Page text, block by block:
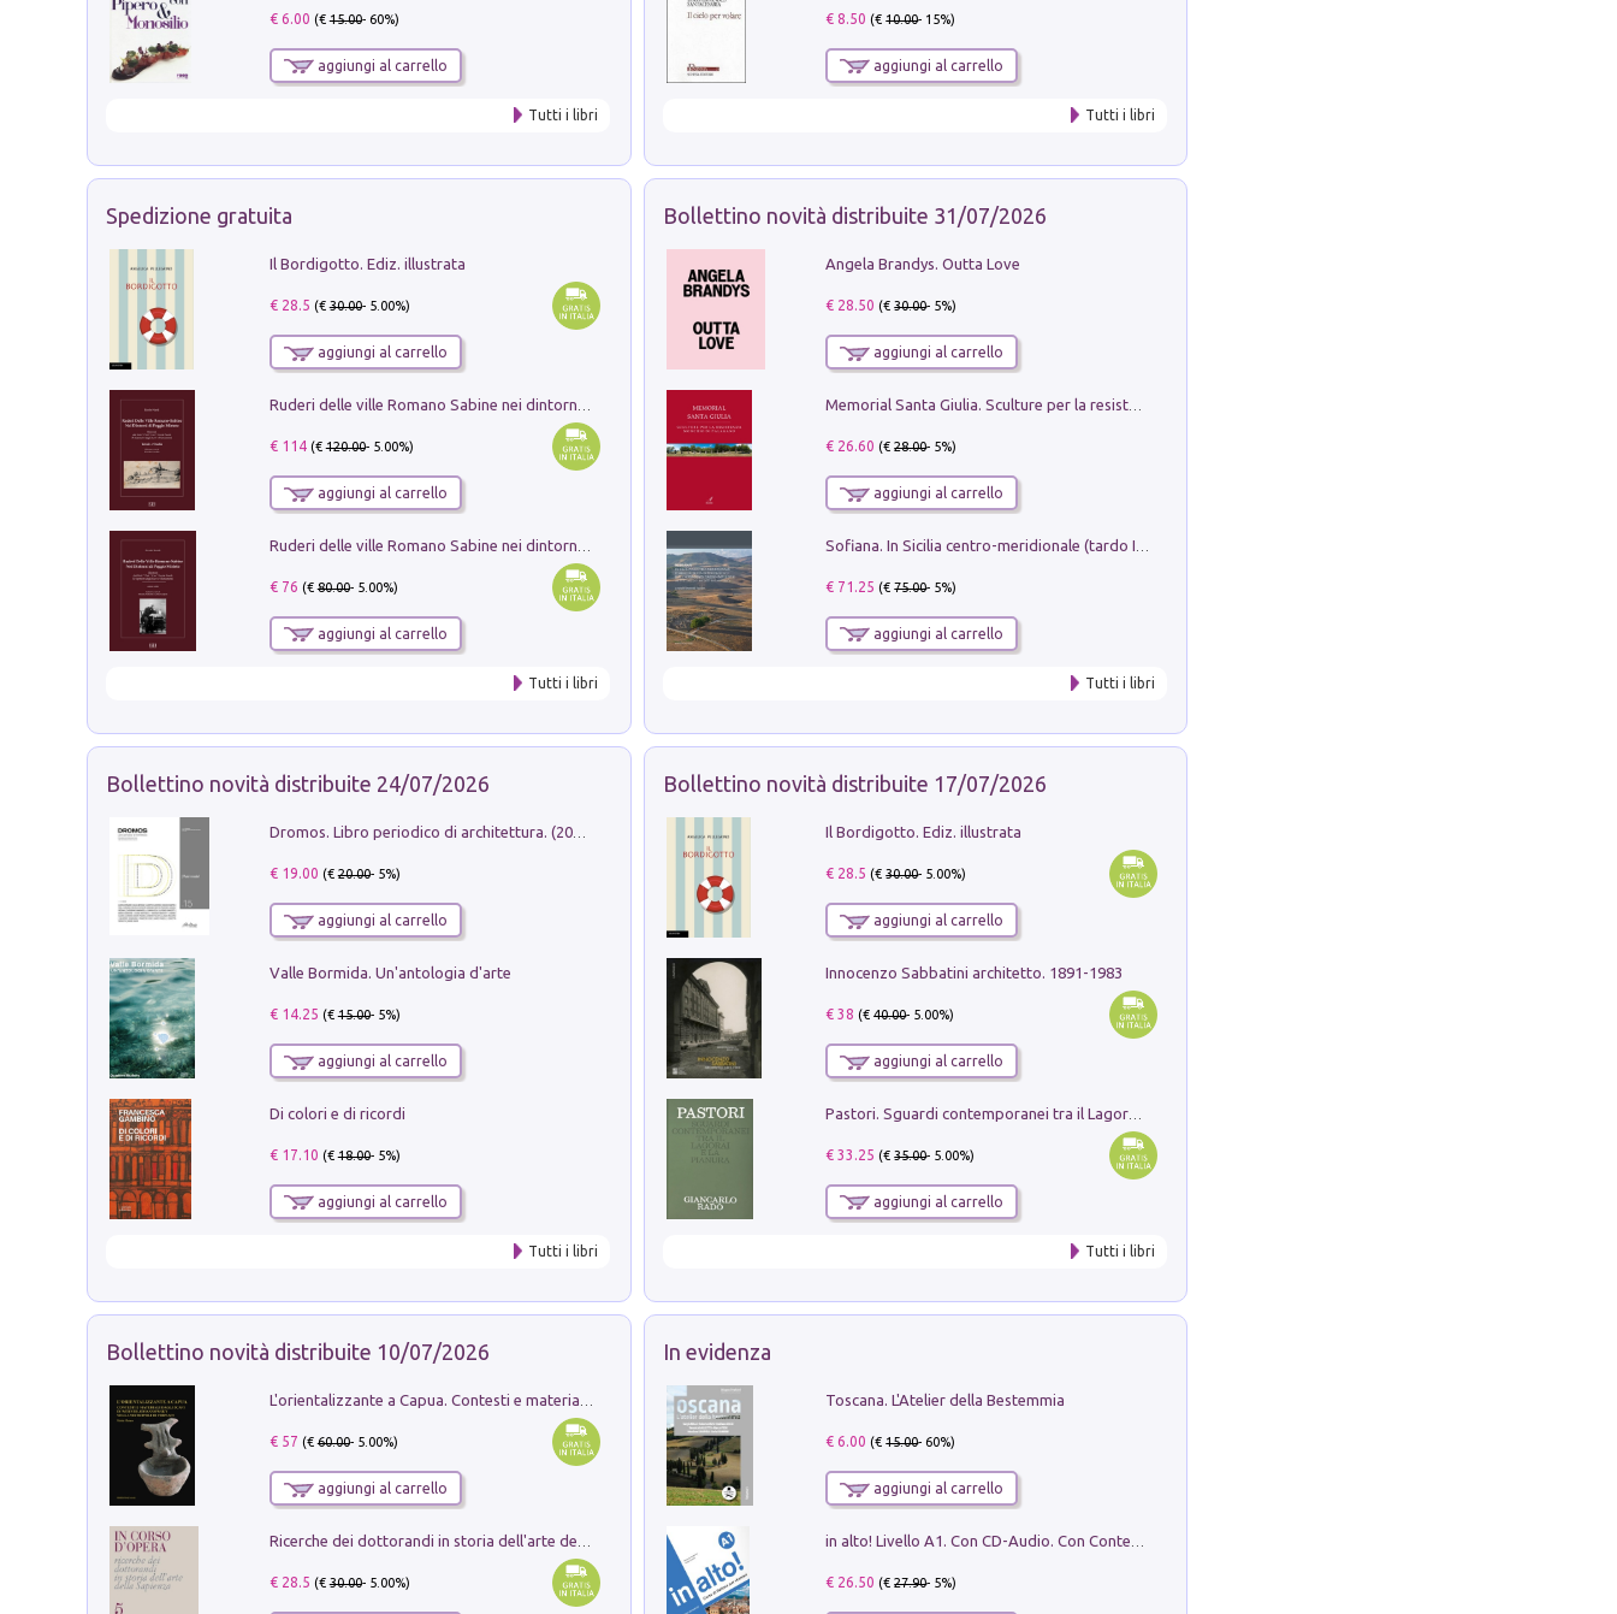
€ 6.00 (€15.00- 60%)
aggiungi al carrello
Tutti i libri
€ 8.50 (€10.00- 15%)
aggiungi al carrello
Tutti i libri
Spedizione gratuita
Il Bordigotto. Ediz. illustrata
€ 28.5 (€30.00- 5.00%)
aggiungi al carrello
€ 114(€120.00- 5.00%)
aggiungi al carrello
€ 76 (€80.00- 5.00%)
aggiungi al carrello
Tutti i libri
Bollettino novità distribuite 31/07/2026
Angela Brandys. Outta Love
€ 28.50 (€30.00- 5%)
aggiungi al carrello
€ 26.60 (€28.00- 5%)
aggiungi al carrello
€ 71.25 (€75.00- 5%)
aggiungi al carrello
Tutti i libri
Bollettino novità distribuite 24/07/2026
Dromos. Libro periodico di architettura. (2026). Vol. 15: Post-model
€ 19.00 (€20.00- 5%)
aggiungi al carrello
Valle Bormida. Un'antologia d'arte
€ 14.25 (€15.00- 5%)
aggiungi al carrello
Di colori e di ricordi
€ 17.10 (€18.00- 5%)
aggiungi al carrello
Tutti i libri
Bollettino novità distribuite 17/07/2026
Il Bordigotto. Ediz. illustrata
€ 28.5 (€30.00- 5.00%)
aggiungi al carrello
Innocenzo Sabbatini architetto. 1891-1983
€ 38 (€40.00- 5.00%)
aggiungi al carrello
€ 33.25 (€35.00- 5.00%)
aggiungi al carrello
Tutti i libri
Bollettino novità distribuite 10/07/2026
€ 57 (€60.00- 5.00%)
aggiungi al carrello
€ 28.5 (€30.00- 5.00%)
In evidenza
Toscana. L'Atelier della Bestemmia
€ 6.00 (€15.00- 60%)
aggiungi al carrello
€ 26.50 (€27.90- 5%)